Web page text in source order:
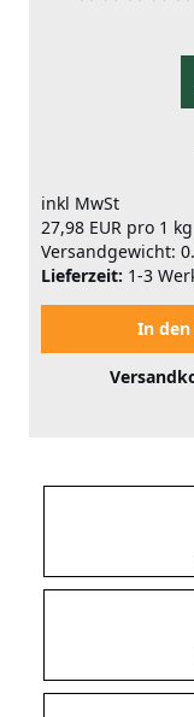
inkl MwSt
27,98 EUR pro 1 kg
Versandgewicht:
Lieferzeit: 1-3